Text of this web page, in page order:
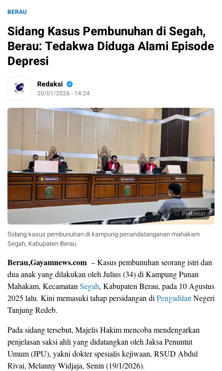
BERAU
Sidang Kasus Pembunuhan di Segah,
Berau: Tedakwa Diduga Alami Episode
Depresi
Redaksi
20/01/2026 - 14:24
Perbesar
Sidang kasus pembunuhan di kampung penandatanganan mahakam
Segah, Kabupaten Berau
Berau,Gayamnews.com – Kasus pembunuhan seorang istri dan
dua anak yang dilakukan oleh Julius (34) di Kampung Punan
Mahakam, Kecamatan Segah, Kabupaten Berau, pada 10 Agustus
2025 lalu. Kini memasuki tahap persidangan di Pengadilan Negeri
Tanjung Redeb.
Pada sidang tersebut, Majelis Hakim mencoba mendengarkan
penjelasan saksi ahli yang didatangkan oleh Jaksa Penuntut
Umum (JPU), yakni dokter spesialis kejiwaan, RSUD Abdul
Rivai, Melanny Widjaja, Senin (19/1/2026).